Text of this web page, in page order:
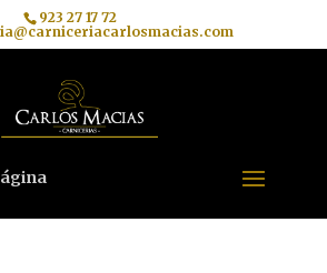
923 27 17 72